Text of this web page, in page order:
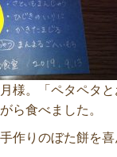
様。「ペタペタ
ら食べました。
作りのぼた餅を